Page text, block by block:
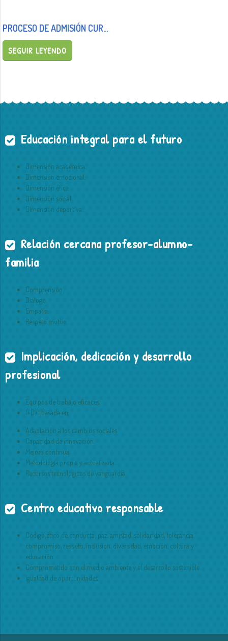
PROCESO DE ADMISIÓN CURSO 2025/26
SEGUIR LEYENDO
Educación integral para el futuro
Dimensión académica.
Dimensión emocional.
Dimensión ética.
Dimensión social.
Dimensión deportiva.
Relación cercana profesor-alumno-
familia
Comprensión.
Diálogo.
Empatía.
Respeto mutuo.
Implicación, dedicación y desarrollo
profesional
Equipos de trabajo eficaces.
I+D+I basada en:
Adaptación a los cambios sociales.
Capacidad de innovación.
Mejora continua.
Metodología propia y actualizada.
Recursos tecnológicos de vanguardia.
Centro educativo responsable
Código ético de conducta: paz, amistad, solidaridad, tolerancia,
compromiso, respeto, inclusión, diversidad, emoción, cultura y
educación.
Comprometido con el medio ambiente y el desarrollo sostenible.
Igualdad de oportunidades.